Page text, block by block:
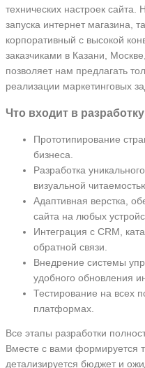
технических настроек
запуска интернет магазина,
корпоративный с высокой
заказчиками в Казани,
позволяет нам предлагать
реализации маркетинговых
Что входит в
Прототипирование
бизнеса.
Разработка
визуальной
Адаптивная верстка,
сайта на любых
Интеграция с CRM,
обратной связи.
Внедрение системы
удобного обновления
Тестирование на всех
платформах.
Все этапы разработки
Вместе с вами формируется
детализируется бюджет и